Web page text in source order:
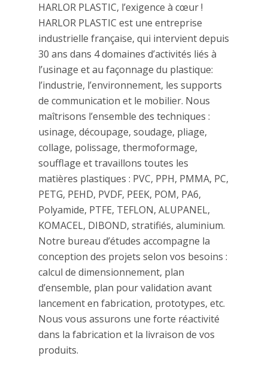
HARLOR PLASTIC, l’exigence à cœur !
HARLOR PLASTIC est une entreprise
industrielle française, qui intervient depuis
30 ans dans 4 domaines d’activités liés à
l’usinage et au façonnage du plastique:
l’industrie, l’environnement, les supports
de communication et le mobilier. Nous
maîtrisons l’ensemble des techniques :
usinage, découpage, soudage, pliage,
collage, polissage, thermoformage,
soufflage et travaillons toutes les
matières plastiques : PVC, PPH, PMMA, PC,
PETG, PEHD, PVDF, PEEK, POM, PA6,
Polyamide, PTFE, TEFLON, ALUPANEL,
KOMACEL, DIBOND, stratifiés, aluminium.
Notre bureau d’études accompagne la
conception des projets selon vos besoins :
calcul de dimensionnement, plan
d’ensemble, plan pour validation avant
lancement en fabrication, prototypes, etc.
Nous vous assurons une forte réactivité
dans la fabrication et la livraison de vos
produits.